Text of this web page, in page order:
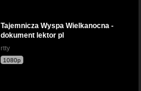
Tajemnicza Wyspa Wielkanocna -
dokument lektor pl
rtty
1080p